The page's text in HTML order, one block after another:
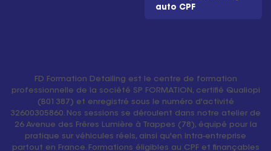
auto CPF
FD Formation Detailing est le centre de formation
professionnelle de la société SP FORMATION, certifié Qualiopi
(B01387) et enregistré sous le numéro d'activité
32600305860. Nos sessions se déroulent dans notre atelier de
26 Avenue des Frères Lumière à Trappes (78), équipé pour la
pratique sur véhicules réels, ainsi qu'en intra-entreprise
partout en France. Formations éligibles au CPF et finançables